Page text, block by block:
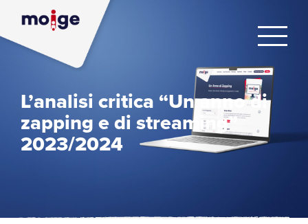
L’analisi critica “Un anno di
zapping e di streaming”
2023/2024